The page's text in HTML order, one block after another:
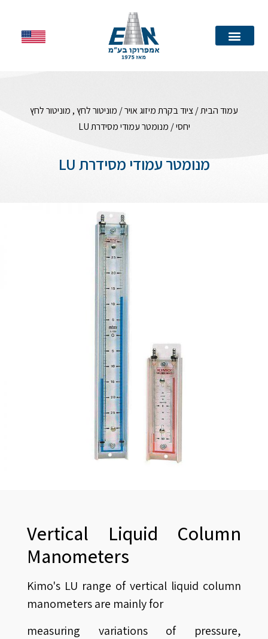
עמוד הבית/ציוד בקרת מיזוג אויר/ מוניטור לחץ , מוניטור לחץ
יחסי/ מנומטר עמודי מסידרת LU
מנומטר עמודי מסידרת LU
Vertical Liquid Column
Manometers
Kimo's LU range of vertical liquid column
manometers are mainly for
measuring variations of pressure,